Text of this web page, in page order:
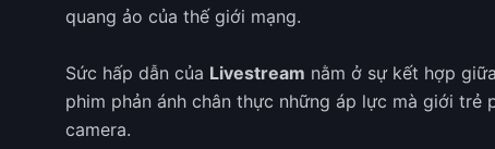
quang ảo của thế giới mạng.
Sức hấp dẫn của Livestream nằm ở sự kết hợp
phim phản ánh chân thực những áp lực mà giới
camera.